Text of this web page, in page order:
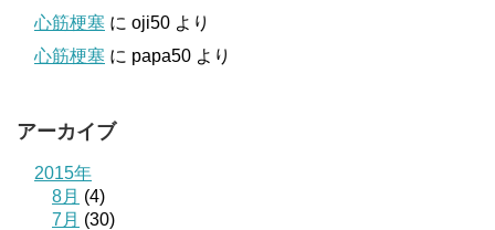
心筋梗塞 に oji50 より
心筋梗塞 に papa50 より
アーカイブ
2015年
8月 (4)
7月 (30)